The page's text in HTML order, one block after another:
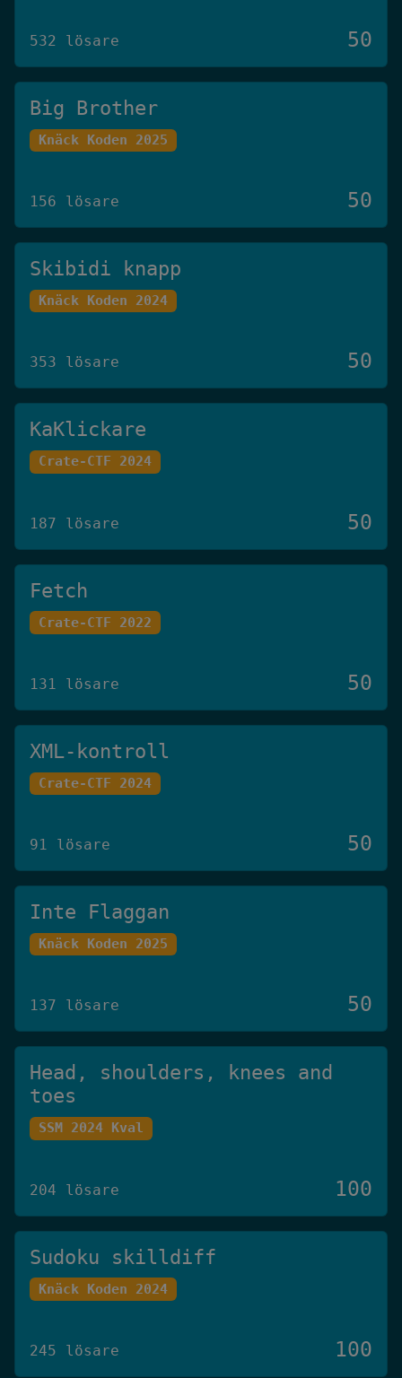
532 lösare 50
Big Brother
Knäck Koden 2025
156 lösare 50
Skibidi knapp
Knäck Koden 2024
353 lösare 50
KaKlickare
Crate-CTF 2024
187 lösare 50
Fetch
Crate-CTF 2022
131 lösare 50
XML-kontroll
Crate-CTF 2024
91 lösare 50
Inte Flaggan
Knäck Koden 2025
137 lösare 50
Head, shoulders, knees and
toes
SSM 2024 Kval
204 lösare 100
Sudoku skilldiff
Knäck Koden 2024
245 lösare 100